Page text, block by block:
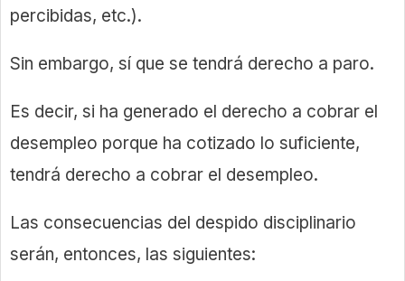
percibidas, etc.).
Sin embargo, sí que se tendrá derecho a paro.
Es decir, si ha generado el derecho a cobrar el
desempleo porque ha cotizado lo suficiente,
tendrá derecho a cobrar el desempleo.
Las consecuencias del despido disciplinario
serán, entonces, las siguientes: